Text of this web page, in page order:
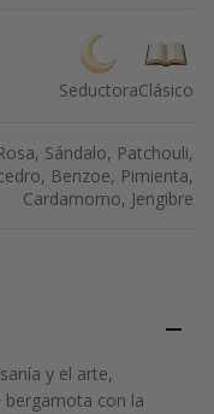
SeductoraClásico
Sándalo, Patchouli,
Benzoe, Pimienta,
Cardamomo, Jengibre
y el arte,
bergamota con la